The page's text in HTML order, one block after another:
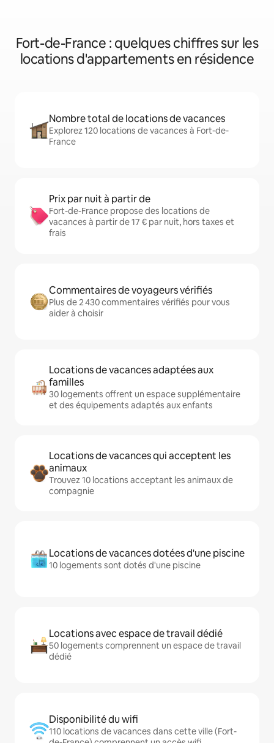
Fort-de-France : quelques chiffres sur les
locations d'appartements en résidence
Nombre total de locations de vacances
Explorez 120 locations de vacances à Fort-de-
France
Prix par nuit à partir de
Fort-de-France propose des locations de
vacances à partir de 17 € par nuit, hors taxes et
frais
Commentaires de voyageurs vérifiés
Plus de 2 430 commentaires vérifiés pour vous
aider à choisir
Locations de vacances adaptées aux
familles
30 logements offrent un espace supplémentaire
et des équipements adaptés aux enfants
Locations de vacances qui acceptent les
animaux
Trouvez 10 locations acceptant les animaux de
compagnie
Locations de vacances dotées d'une piscine
10 logements sont dotés d'une piscine
Locations avec espace de travail dédié
50 logements comprennent un espace de travail
dédié
Disponibilité du wifi
110 locations de vacances dans cette ville (Fort-